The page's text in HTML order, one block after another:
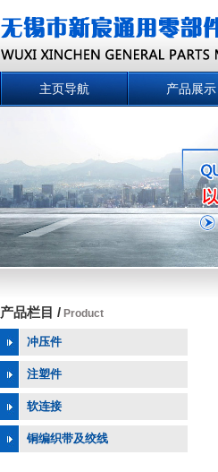
主页导航 产品展示
产品栏目 / Product
冲压件
注塑件
软连接
铜编织带及绞线